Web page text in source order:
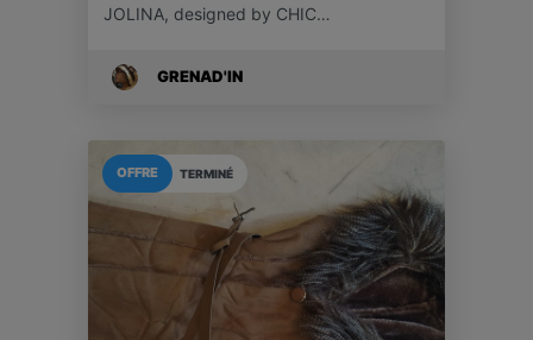
JOLINA, designed by CHIC…
GRENAD'IN
TERMINÉ
OFFRE